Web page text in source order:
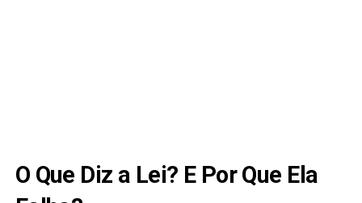
O Que Diz a Lei? E Por Que Ela